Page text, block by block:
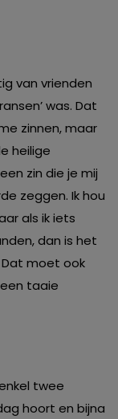
van vrienden
was. Dat
zinnen, maar
heilige
zin die je mij
zeggen. Ik hou
als ik iets
dan is het
moet ook
taaie
twee
hoort en bijna